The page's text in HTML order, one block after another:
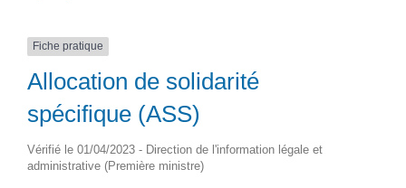
Fiche pratique
Allocation de solidarité
spécifique (ASS)
Vérifié le 01/04/2023 - Direction de l'information légale et
administrative (Première ministre)